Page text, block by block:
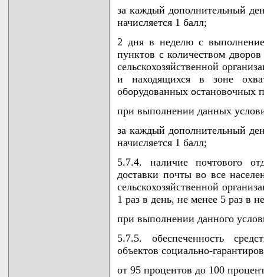
за каждый дополнительный
начисляется 1 балл;
2 дня в неделю с
пунктов с количеством
сельскохозяйственной
и находящихся в зоне
оборудованных остановочных
при выполнении данных
за каждый дополнительный
начисляется 1 балл;
5.7.4. наличие почтового
доставки почты во все
сельскохозяйственной
1 раз в день, не менее 5 раз в
при выполнении данного
5.7.5. обеспеченность
объектов социально-
от 95 процентов до 100